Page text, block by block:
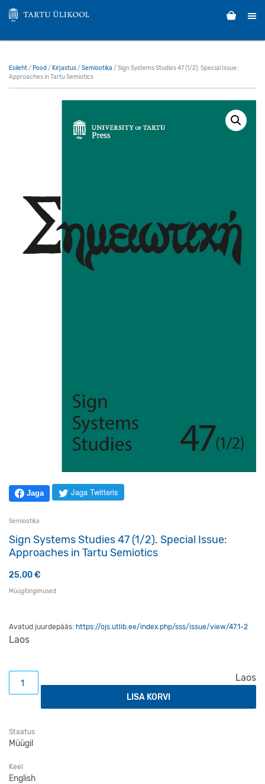
Esileht/ Pood / Kirjastus/ Semiootika / Sign Systems Studies 47 (1/2). Special Issue:
Approaches in Tartu Semiotics
Jaga Jaga Twitteris
Semiootika
Sign Systems Studies 47 (1/2). Special Issue:
Approaches in Tartu Semiotics
25,00€
Müügitingimused
Avatud juurdepääs: https://ojs.utlib.ee/index.php/sss/issue/view/47.1-2
Laos
Laos
Sign Systems Studies 47 (1/2). Special Issue:
LISA KORVI
Staatus
Müügil
Keel
English